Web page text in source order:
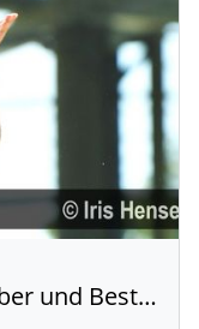
Anna Hiesinger: Mit DM-Silber und Bestleistung zur U20-WM